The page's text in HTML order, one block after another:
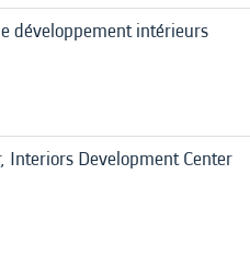
développement intérieurs
Interiors Development Center